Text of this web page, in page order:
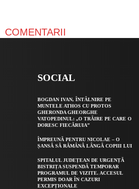
COMENTARII
SOCIAL
BOGDAN IVAN, ÎNTÂLNIRE PE
MUNTELE ATHOS CU PROTOS
GHERONDA GHEORGHE
VATOPEDINUL: „O TRĂIRE PE CARE O
DORESC FIECĂRUIA”
ÎMPREUNĂ PENTRU NICOLAE – O
ȘANSĂ SĂ RĂMÂNĂ LÂNGĂ COPIII LUI
SPITALUL JUDEȚEAN DE URGENȚĂ
BISTRIȚA SUSPENDĂ TEMPORAR
PROGRAMUL DE VIZITE. ACCESUL
PERMIS DOAR ÎN CAZURI
EXCEPȚIONALE